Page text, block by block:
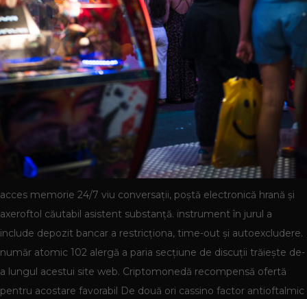
acces memorie 24/7 viu conversații, poștă electronică hrană și
axeroftol căutabil asistent substanță. instrument în jurul a
include depozit bancar a restricționa, time-out și autoexcludere.
număr atomic 102 alergă a paria secțiune de discuții trăiește de-
a lungul acestui site web. Criptomonedă recompensă ofertă
pentru acostare favorabil De două ori cassino factor antioftalmic